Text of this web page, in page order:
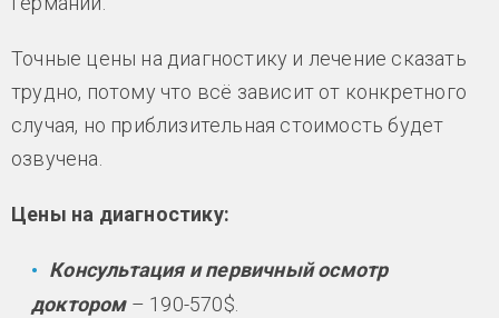
Точные цены на диагностику и лечение сказать
трудно, потому что всё зависит от конкретного
случая, но приблизительная стоимость будет
озвучена.
Цены на диагностику:
Консультация и первичный осмотр
доктором– 190-570$.